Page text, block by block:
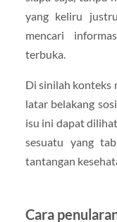
yang keliru
mencari
terbuka.
Di sinilah konteks
latar belakang
isu ini dapat
sesuatu yang
tantangan
Cara